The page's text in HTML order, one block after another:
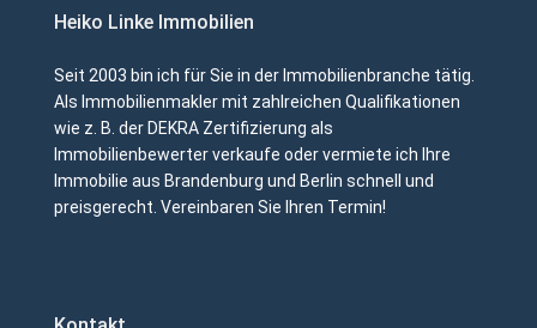
Heiko Linke Immobilien
Seit 2003 bin ich für Sie in der Immobilienbranche tätig.
Als Immobilienmakler mit zahlreichen Qualifikationen
wie z. B. der DEKRA Zertifizierung als
Immobilienbewerter verkaufe oder vermiete ich Ihre
Immobilie aus Brandenburg und Berlin schnell und
preisgerecht. Vereinbaren Sie Ihren Termin!